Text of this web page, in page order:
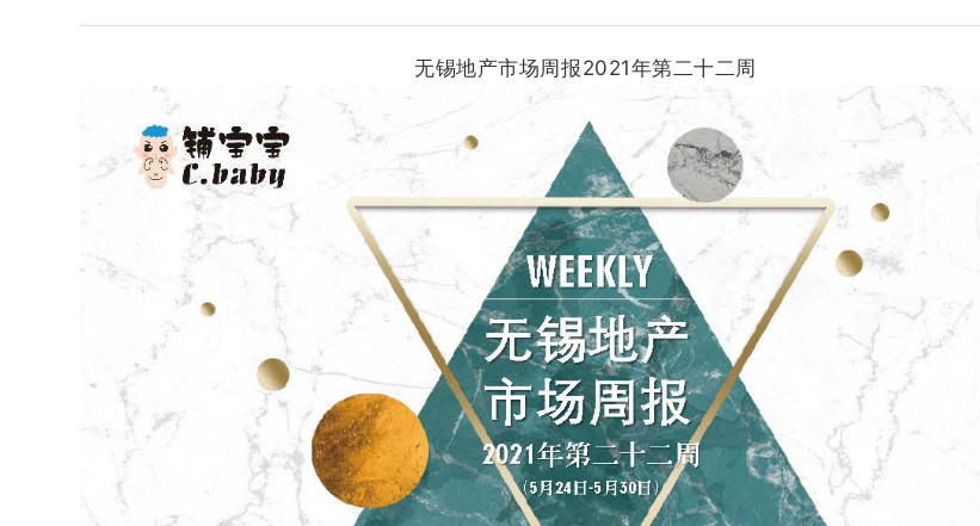
无锡地产市场周报2021年第二十二周